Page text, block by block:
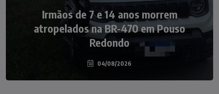
Irmãos de 7 e 14 anos morrem
atropelados na BR-470 em Pouso
Redondo
04/08/2026
NOTÍCIAS
Nádia Menegazzi leva o nome de Taió ao
palco do Programa Silvio Santos
07/08/2026